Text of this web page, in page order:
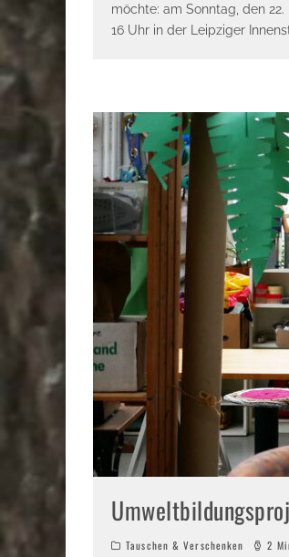
möchte: am Sonntag, den
16 Uhr in der Leipziger
Tauschen & Verschenken 2